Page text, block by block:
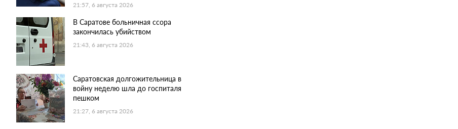
21:57, 6 августа 2026
В Саратове больничная ссора
закончилась убийством
21:43, 6 августа 2026
Саратовская долгожительница в
войну неделю шла до госпиталя
пешком
21:27, 6 августа 2026